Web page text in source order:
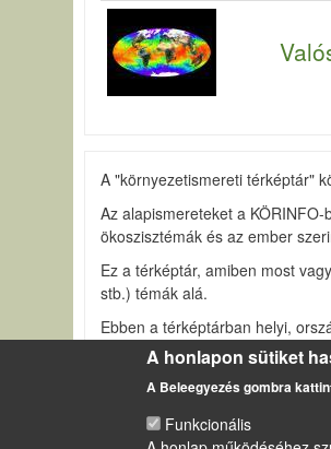
A "környezetismereti térképtár"
Az alapismereteket a
ökoszisztémák és az ember
Ez a térképtár, amiben most
stb.) témák alá.
Ebben a térképtárban helyi,
A térképek ebben a
ebből a térképtárból linkek
A honlapon sütiket
A Beleegyezés gombra
Funkcionális